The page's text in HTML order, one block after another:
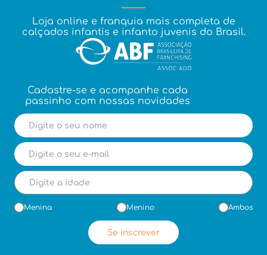
Loja online e franquia mais completa de
calçados infantis e infanto juvenis do Brasil.
Cadastre-se e acompanhe cada
passinho com nossas novidades
Menina Menino Ambos
Se inscrever